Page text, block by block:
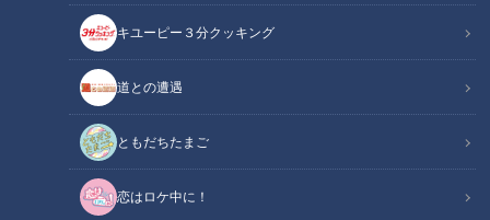
キユーピー３分クッキング
道との遭遇
ともだちたまご
恋はロケ中に！
CBCテレビ『チャント！』全力！お助けちゃん
この記事の画像